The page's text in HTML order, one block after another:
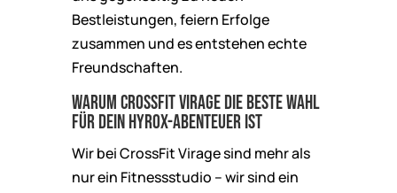
Bestleistungen, feiern Erfolge
zusammen und es entstehen echte
Freundschaften.
Warum CrossFit Virage die beste Wahl
für dein Hyrox-Abenteuer ist
Wir bei CrossFit Virage sind mehr als
nur ein Fitnessstudio – wir sind ein